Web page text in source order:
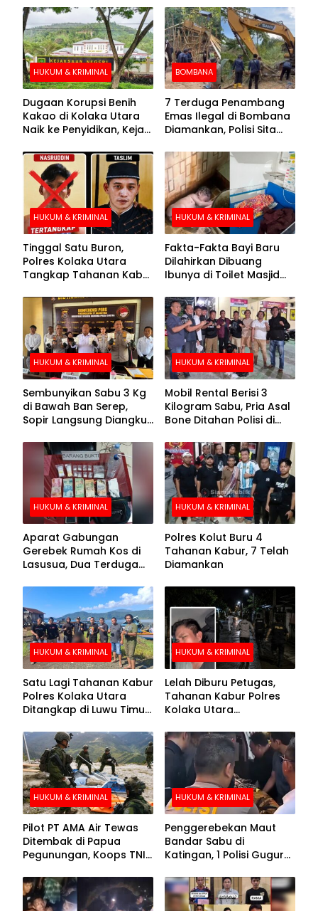
HUKUM & KRIMINAL
Dugaan Korupsi Benih
Kakao di Kolaka Utara
Naik ke Penyidikan, Kejari
BOMBANA
7 Terduga Penambang
Emas Ilegal di Bombana
Diamankan, Polisi Sita
Crusher
HUKUM & KRIMINAL
Tinggal Satu Buron,
Polres Kolaka Utara
Tangkap Tahanan Kabur
Pengejaran
HUKUM & KRIMINAL
Fakta-Fakta Bayi Baru
Dilahirkan Dibuang
Ibunya di Toilet Masjid
HUKUM & KRIMINAL
Sembunyikan Sabu 3 Kg
di Bawah Ban Serep,
Sopir Langsung Diangkut
HUKUM & KRIMINAL
Mobil Rental Berisi 3
Kilogram Sabu, Pria Asal
Bone Ditahan Polisi di
HUKUM & KRIMINAL
Aparat Gabungan
Gerebek Rumah Kos di
Lasusua, Dua Terduga
HUKUM & KRIMINAL
Polres Kolut Buru 4
Tahanan Kabur, 7 Telah
Diamankan
HUKUM & KRIMINAL
Satu Lagi Tahanan Kabur
Polres Kolaka Utara
Ditangkap di Luwu Timur,
HUKUM & KRIMINAL
Lelah Diburu Petugas,
Tahanan Kabur Polres
Kolaka Utara
HUKUM & KRIMINAL
Pilot PT AMA Air Tewas
Ditembak di Papua
Pegunungan, Koops TNI
Evakuasi Jenazah
Korban
HUKUM & KRIMINAL
Penggerebekan Maut
Bandar Sabu di
Katingan, 1 Polisi Gugur